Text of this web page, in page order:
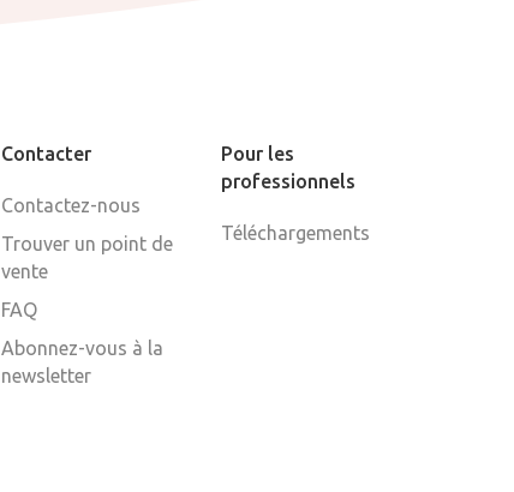
Contacter
Contactez-nous
Trouver un point de
vente
FAQ
Abonnez-vous à la
newsletter
Pour les
professionnels
Téléchargements